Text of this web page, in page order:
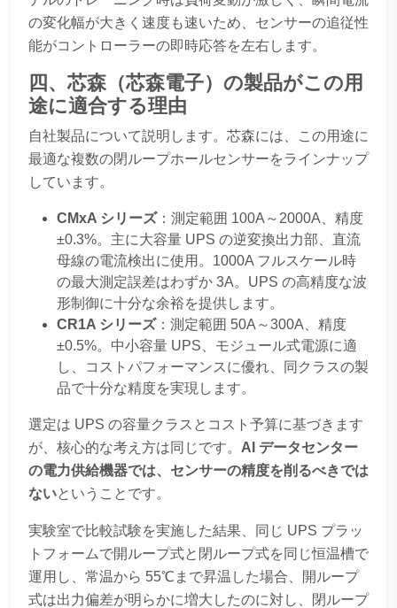
の変化幅が大きく速度も速いため、センサーの追従性
能がコントローラーの即時応答を左右します。
四、芯森（芯森電子）の製品がこの用
途に適合する理由
自社製品について説明します。芯森には、この用途に
最適な複数の閉ループホールセンサーをラインナップ
しています。
CMxA シリーズ：測定範囲 100A～2000A、精度
±0.3%。主に大容量 UPS の逆変換出力部、直流
母線の電流検出に使用。1000A フルスケール時
の最大測定誤差はわずか 3A。UPS の高精度な波
形制御に十分な余裕を提供します。
CR1A シリーズ：測定範囲 50A～300A、精度
±0.5%。中小容量 UPS、モジュール式電源に適
し、コストパフォーマンスに優れ、同クラスの製
品で十分な精度を実現します。
選定は UPS の容量クラスとコスト予算に基づきます
が、核心的な考え方は同じです。 AI データセンター
の電力供給機器では、センサーの精度を削るべきでは
ないということです。
実験室で比較試験を実施した結果、同じ UPS プラッ
トフォームで開ループ式と閉ループ式を同じ恒温槽で
運用し、常温から 55℃まで昇温した場合、開ループ
式は出力偏差が明らかに増大したのに対し、閉ループ